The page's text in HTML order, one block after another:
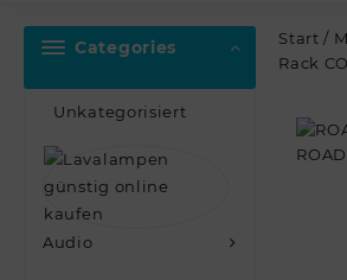
Categories
Unkategorisiert
Audio
Start /
Rack